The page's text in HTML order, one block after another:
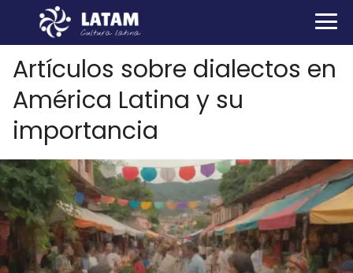
Artículos sobre dialectos en
América Latina y su
importancia